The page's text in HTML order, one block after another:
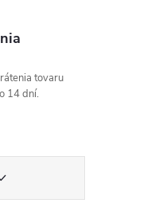
tovaru
14 dní.